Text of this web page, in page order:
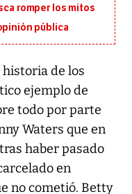
romper los mitos
pública
historia de los
ejemplo de
todo por parte
Waters que en
haber pasado
en
no cometió. Betty